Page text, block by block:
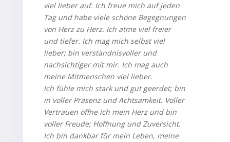
viel lieber auf. Ich freue mich auf jeden
Tag und habe viele schöne Begegnungen
von Herz zu Herz. Ich atme viel freier
und tiefer. Ich mag mich selbst viel
lieber; bin verständnisvoller und
nachsichtiger mit mir. Ich mag auch
meine Mitmenschen viel lieber.
Ich fühle mich stark und gut geerdet; bin
in voller Präsenz und Achtsamkeit. Voller
Vertrauen öffne ich mein Herz und bin
voller Freude; Hoffnung und Zuversicht.
Ich bin dankbar für mein Leben, meine